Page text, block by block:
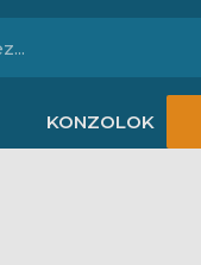
KONZOLOK